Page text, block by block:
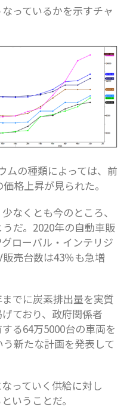
っているかを示すチャ
ムの種類によっては、前
格上昇が見られた。
なくとも今のところ、
だ。2020年の自動車販
ローバル・インテリジ
売台数は43％も急増
でに炭素排出量を実質
ており、政府関係者
る64万5000台の車両を
新たな計画を発表して
っていく供給に対し
いうことだ。